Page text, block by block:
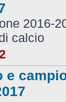
2016-
calcio
e